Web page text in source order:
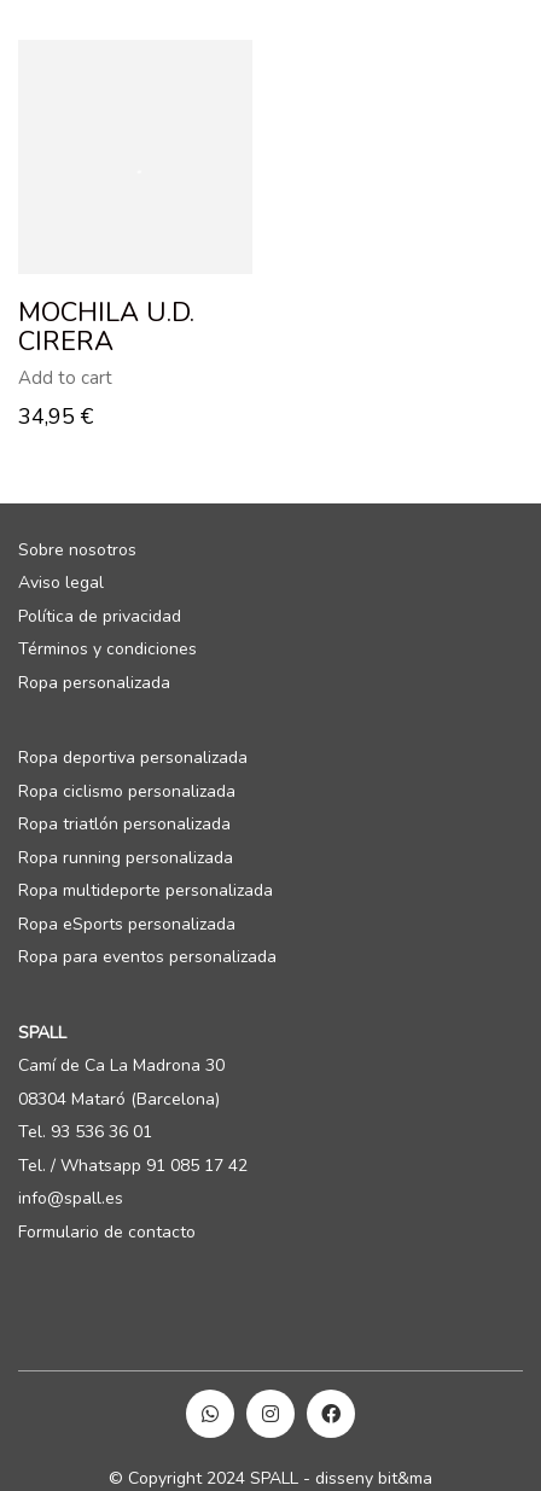
MOCHILA U.D.
CIRERA
Add to cart
34,95 €
Sobre nosotros
Aviso legal
Política de privacidad
Términos y condiciones
Ropa personalizada
Ropa deportiva personalizada
Ropa ciclismo personalizada
Ropa triatlón personalizada
Ropa running personalizada
Ropa multideporte personalizada
Ropa eSports personalizada
Ropa para eventos personalizada
SPALL
Camí de Ca La Madrona 30
08304 Mataró (Barcelona)
Tel. 93 536 36 01
Tel. / Whatsapp 91 085 17 42
info@spall.es
Formulario de contacto
© Copyright 2024 SPALL - disseny bit&ma